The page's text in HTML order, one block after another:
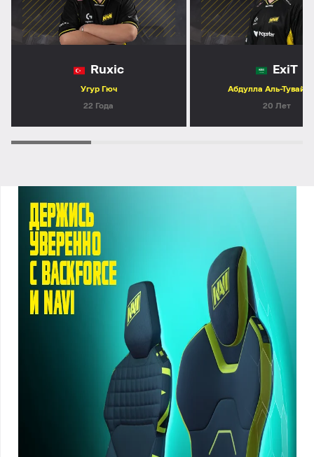
Ruxic
Угур Гюч
22 Года
ExiT
Абдулла Аль-
20 Лет